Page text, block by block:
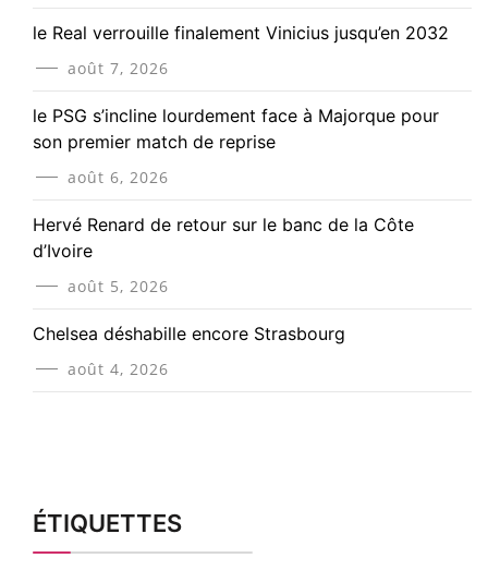
le Real verrouille finalement Vinicius jusqu’en 2032
août 7, 2026
le PSG s’incline lourdement face à Majorque pour
son premier match de reprise
août 6, 2026
Hervé Renard de retour sur le banc de la Côte
d’Ivoire
août 5, 2026
Chelsea déshabille encore Strasbourg
août 4, 2026
ÉTIQUETTES